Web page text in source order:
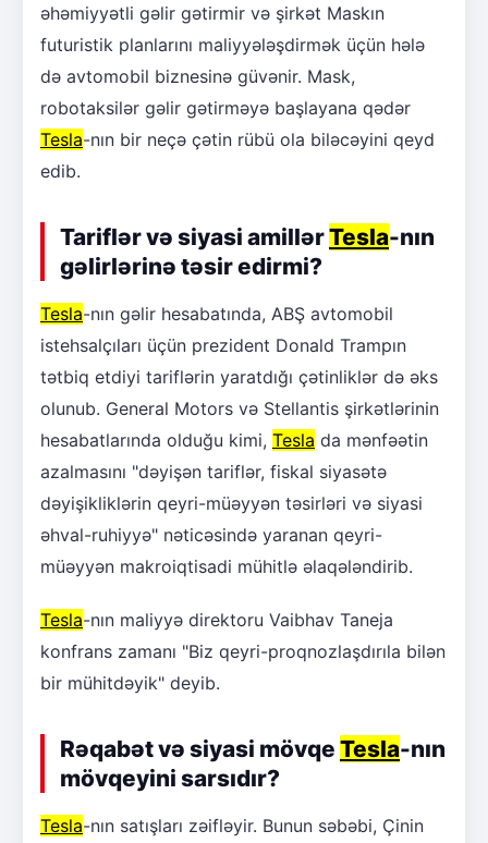
əhəmiyyətli gəlir gətirmir və şirkət Maskın
futuristik planlarını maliyyələşdirmək üçün hələ
də avtomobil biznesinə güvənir. Mask,
robotaksilər gəlir gətirməyə başlayana qədər
Tesla-nın bir neçə çətin rübü ola biləcəyini qeyd
edib.
Tariflər və siyasi amillərTesla-nın
gəlirlərinə təsir edirmi?
Tesla-nın gəlir hesabatında, ABŞ avtomobil
istehsalçıları üçün prezident Donald Trampın
tətbiq etdiyi tariflərin yaratdığı çətinliklər də əks
olunub. General Motors və Stellantis şirkətlərinin
hesabatlarında olduğu kimi, Tesla da mənfəətin
azalmasını "dəyişən tariflər, fiskal siyasətə
dəyişikliklərin qeyri-müəyyən təsirləri və siyasi
əhval-ruhiyyə" nəticəsində yaranan qeyri-
müəyyən makroiqtisadi mühitlə əlaqələndirib.
Tesla-nın maliyyə direktoru Vaibhav Taneja
konfrans zamanı "Biz qeyri-proqnozlaşdırıla bilən
bir mühitdəyik" deyib.
Rəqabət və siyasi mövqe Tesla-nın
mövqeyini sarsıdır?
Tesla-nın satışları zəifləyir. Bunun səbəbi, Çinin